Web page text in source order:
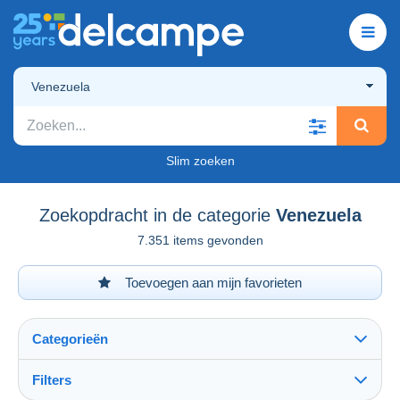
Venezuela
Slim zoeken
Zoekopdracht in de categorie Venezuela
7.351 items gevonden
Toevoegen aan mijn favorieten
Categorieën
Filters